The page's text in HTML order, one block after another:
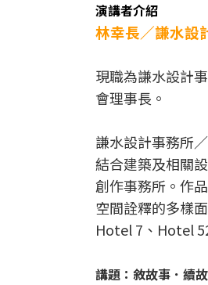
演講者介紹
林幸長／謙水設
現職為謙水設計
會理事長。
謙水設計事務所
結合建築及相關
創作事務所。作
空間詮釋的多樣
Hotel 7、Hotel
講題：敘故事．續